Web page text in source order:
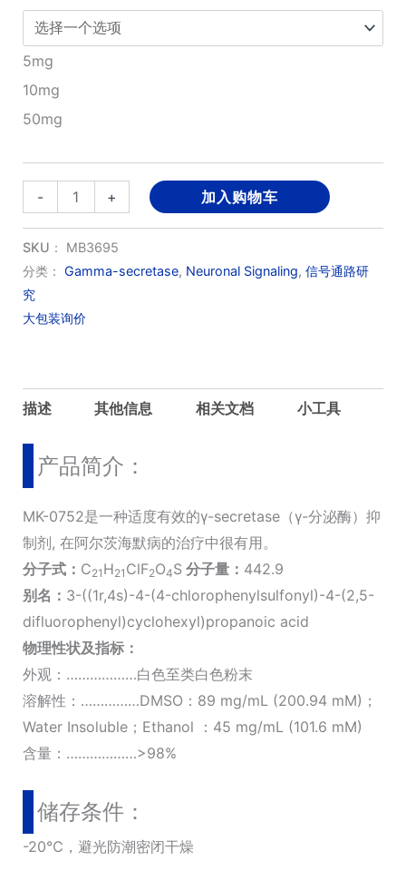
¥5,980.00
5mg
10mg
50mg
-
MK-
0752
数
量
+ 加入购物车
SKU： MB3695
分类： Gamma-secretase, Neuronal Signaling, 信号通路研
究
大包装询价
描述 其他信息 相关文档 小工具
产品简介：
MK-0752是一种适度有效的γ-secretase（γ-分泌酶）抑
制剂, 在阿尔茨海默病的治疗中很有用。
分子式： C21 H21 ClF2O4S 分子量： 442.9
别名： 3-((1r,4s)-4-(4-chlorophenylsulfonyl)-4-(2,5-
difluorophenyl)cyclohexyl)propanoic acid
物理性状及指标：
外观：………………白色至类白色粉末
溶解性：……………DMSO：89 mg/mL (200.94 mM)；
Water Insoluble；Ethanol ：45 mg/mL (101.6 mM)
含量：………………>98%
储存条件：
-20℃，避光防潮密闭干燥